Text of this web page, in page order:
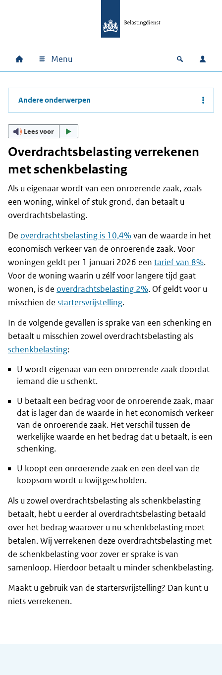
Hoofdnavigatie
Home Menu Open
Andere onderwerpen
Lees voor
Overdrachtsbelasting verrekenen
met schenkbelasting
Als u eigenaar wordt van een onroerende zaak, zoals
een woning, winkel of stuk grond, dan betaalt u
overdrachtsbelasting.
De overdrachtsbelasting is 10,4%van de waarde in het
economisch verkeer van de onroerende zaak. Voor
woningen geldt per 1 januari 2026 een tarief van 8%.
Voor de woning waarin u zélf voor langere tijd gaat
wonen, is de overdrachtsbelasting 2%. Of geldt voor u
misschien de startersvrijstelling.
In de volgende gevallen is sprake van een schenking en
betaalt u misschien zowel overdrachtsbelasting als
schenkbelasting:
U wordt eigenaar van een onroerende zaak doordat
iemand die u schenkt.
U betaalt een bedrag voor de onroerende zaak, maar
dat is lager dan de waarde in het economisch verkeer
van de onroerende zaak. Het verschil tussen de
werkelijke waarde en het bedrag dat u betaalt, is een
schenking.
U koopt een onroerende zaak en een deel van de
koopsom wordt u kwijtgescholden.
Als u zowel overdrachtsbelasting als schenkbelasting
betaalt, hebt u eerder al overdrachtsbelasting betaald
over het bedrag waarover u nu schenkbelasting moet
betalen. Wij verrekenen deze overdrachtsbelasting met
de schenkbelasting voor zover er sprake is van
samenloop. Hierdoor betaalt u minder schenkbelasting.
Maakt u gebruik van de startersvrijstelling? Dan kunt u
niets verrekenen.